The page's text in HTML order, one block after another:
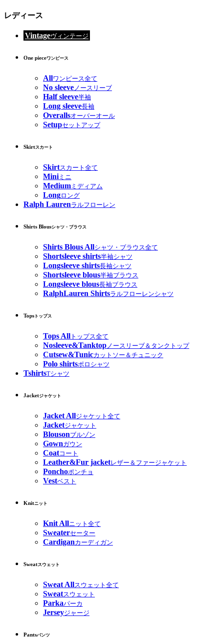
レディース
Vintageヴィンテージ
One pieceワンピース
Allワンピース全て
No sleeveノースリーブ
Half sleeve半袖
Long sleeve長袖
Overallsオーバーオール
Setupセットアップ
Skirtスカート
Skirtスカート全て
Miniミニ
Medium ミディアム
Longロング
Ralph Laurenラルフローレン
Shirts Blousシャツ・ブラウス
Shirts Blous Allシャツ・ブラウス全て
Shortsleeve shirts半袖シャツ
Longsleeve shirts長袖シャツ
Shortsleeve blous半袖ブラウス
Longsleeve blous長袖ブラウス
RalphLauren Shirtsラルフローレンシャツ
Tops トップス
Tops All トップス全て
Nosleeve&Tanktop ノースリーブ＆タンクトップ
Cutsew&Tunicカットソー＆チュニック
Polo shirtsポロシャツ
TshirtsTシャツ
Jacketジャケット
Jacket Allジャケット全て
Jacketジャケット
Blousonブルゾン
Gownガウン
Coatコート
Leather&Fur jacketレザー＆ファージャケット
Ponchoポンチョ
Vestベスト
Knitニット
Knit Allニット全て
Sweaterセーター
Cardiganカーディガン
Sweatスウェット
Sweat Allスウェット全て
Sweatスウェット
Parkaパーカ
Jerseyジャージ
Pantsパンツ